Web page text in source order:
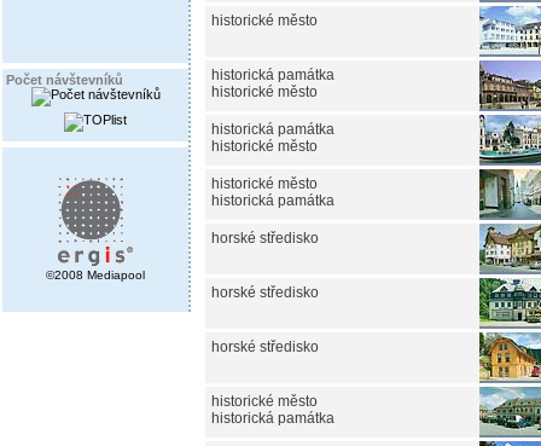
Počet návštevníků
©2008 Mediapool
historické město
historická památka
historické město
historická památka
historické město
historické město
historická památka
horské středisko
horské středisko
horské středisko
historické město
historická památka